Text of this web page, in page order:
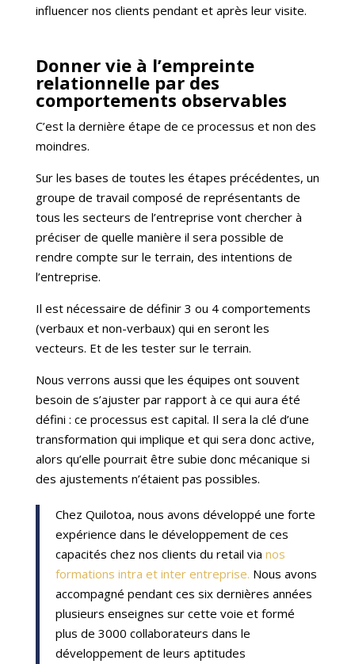
influencer nos clients pendant et après leur visite.
Donner vie à l’empreinte
relationnelle par des
comportements observables
C’est la dernière étape de ce processus et non des
moindres.
Sur les bases de toutes les étapes précédentes, un
groupe de travail composé de représentants de
tous les secteurs de l’entreprise vont chercher à
préciser de quelle manière il sera possible de
rendre compte sur le terrain, des intentions de
l’entreprise.
Il est nécessaire de définir 3 ou 4 comportements
(verbaux et non-verbaux) qui en seront les
vecteurs. Et de les tester sur le terrain.
Nous verrons aussi que les équipes ont souvent
besoin de s’ajuster par rapport à ce qui aura été
défini : ce processus est capital. Il sera la clé d’une
transformation qui implique et qui sera donc active,
alors qu’elle pourrait être subie donc mécanique si
des ajustements n’étaient pas possibles.
Chez Quilotoa, nous avons développé une forte
expérience dans le développement de ces
capacités chez nos clients du retail via nos
formations intra et inter entreprise. Nous avons
accompagné pendant ces six dernières années
plusieurs enseignes sur cette voie et formé
plus de 3000 collaborateurs dans le
développement de leurs aptitudes